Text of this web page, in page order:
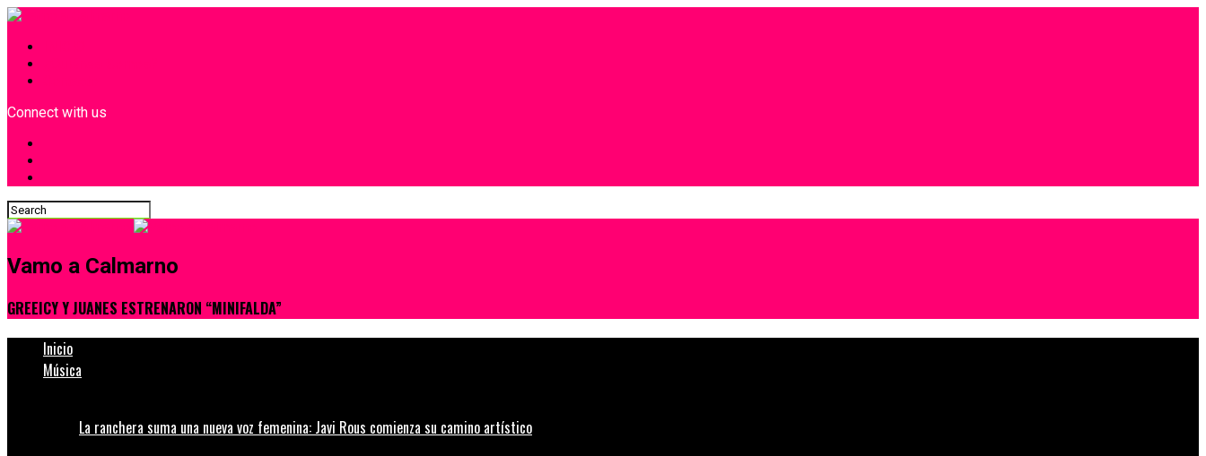
Connect with us
Vamo a Calmarno
GREEICY Y JUANES ESTRENARON “MINIFALDA”
Inicio
Música
La ranchera suma una nueva voz femenina: Javi Rous comienza su camino artístico